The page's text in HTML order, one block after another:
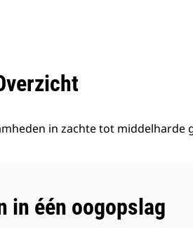
in zachte tot middelharde
in één oogopslag